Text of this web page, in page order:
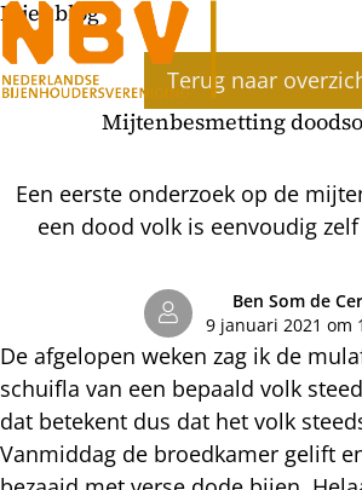
Bijenblog
Terug naar
Mijtenbesmetting
Een eerste onderzoek op de
een dood volk is eenvoudig
Ben Som de
9 januari 2021 om
De afgelopen weken zag ik de
schuifla van een bepaald volk
dat betekent dus dat het volk
Vanmiddag de broedkamer gelift